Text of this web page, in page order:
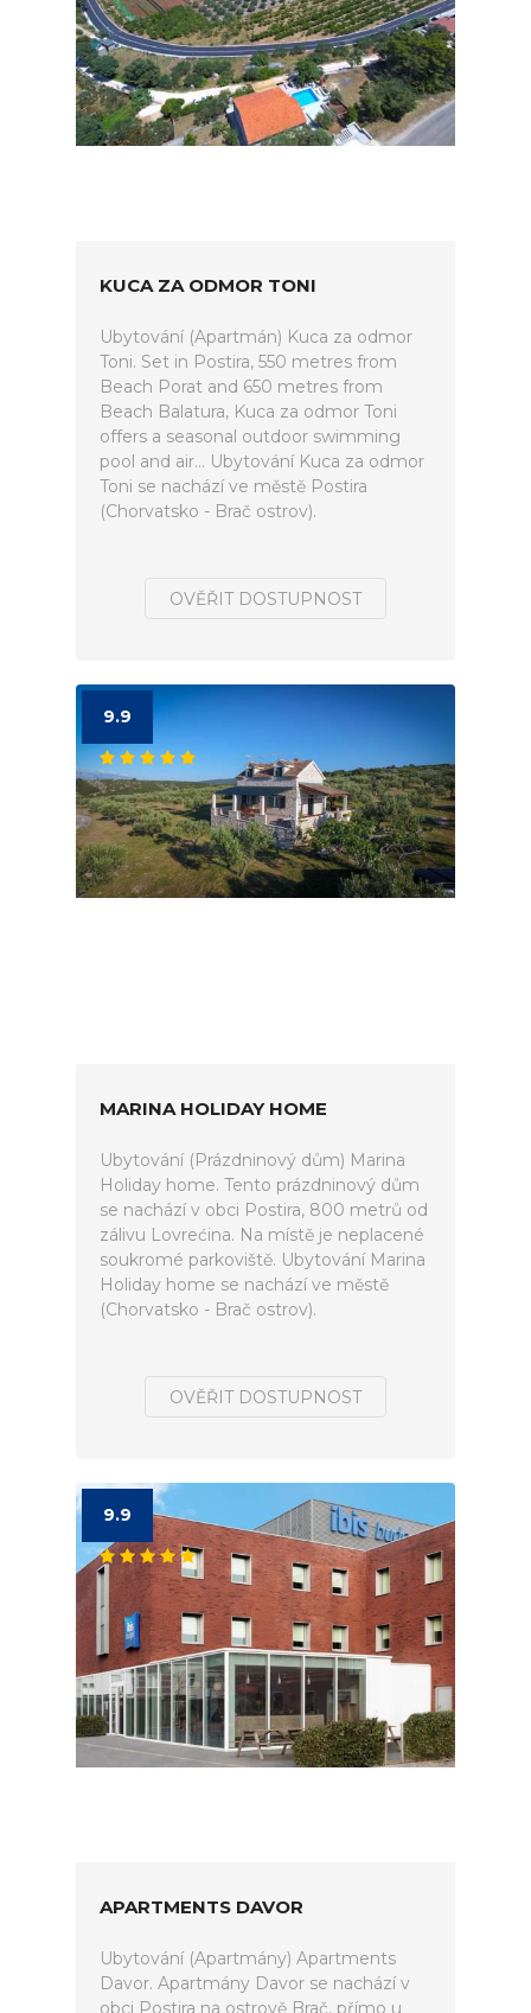
KUCA ZA ODMOR TONI
Ubytování (Apartmán) Kuca za odmor
Toni. Set in Postira, 550 metres from
Beach Porat and 650 metres from
Beach Balatura, Kuca za odmor Toni
offers a seasonal outdoor swimming
pool and air... Ubytování Kuca za odmor
Toni se nachází ve městě Postira
(Chorvatsko - Brač ostrov).
OVĚŘIT DOSTUPNOST
9.9
MARINA HOLIDAY HOME
Ubytování (Prázdninový dům) Marina
Holiday home. Tento prázdninový dům
se nachází v obci Postira, 800 metrů od
zálivu Lovrećina. Na místě je neplacené
soukromé parkoviště. Ubytování Marina
Holiday home se nachází ve městě
(Chorvatsko - Brač ostrov).
OVĚŘIT DOSTUPNOST
9.9
APARTMENTS DAVOR
Ubytování (Apartmány) Apartments
Davor. Apartmány Davor se nachází v
obci Postira na ostrově Brač, přímo u